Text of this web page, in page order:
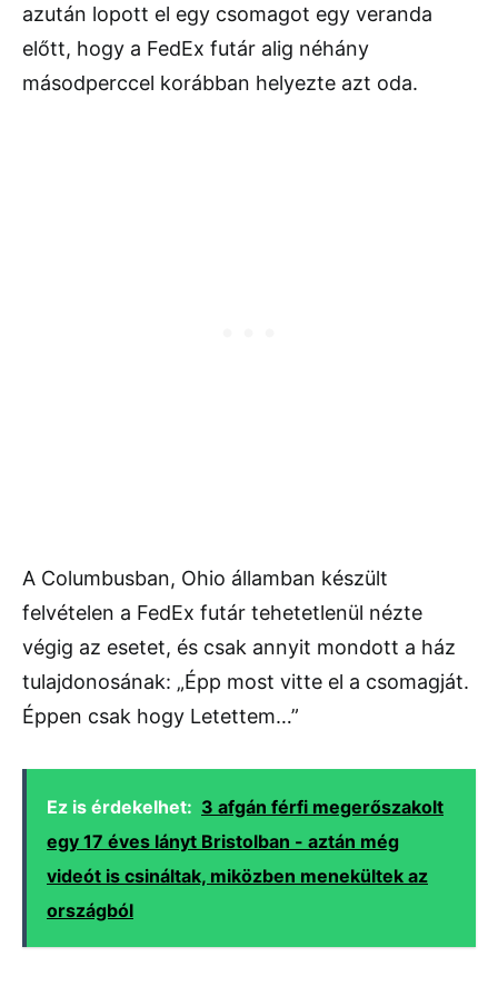
azután lopott el egy csomagot egy veranda
előtt, hogy a FedEx futár alig néhány
másodperccel korábban helyezte azt oda.
A Columbusban, Ohio államban készült
felvételen a FedEx futár tehetetlenül nézte
végig az esetet, és csak annyit mondott a ház
tulajdonosának: „Épp most vitte el a csomagját.
Éppen csak hogy Letettem…”
Ez is érdekelhet: 3 afgán férfi megerőszakolt
egy 17 éves lányt Bristolban - aztán még
videót is csináltak, miközben menekültek az
országból